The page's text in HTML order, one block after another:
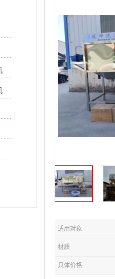
适用对象
材质
具体价格